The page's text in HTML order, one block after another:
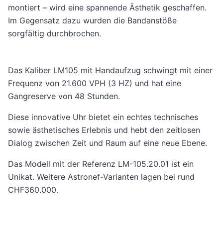
montiert – wird eine spannende Ästhetik geschaffen.
Im Gegensatz dazu wurden die Bandanstöße
sorgfältig durchbrochen.
Das Kaliber LM105 mit Handaufzug schwingt mit einer
Frequenz von 21.600 VPH (3 HZ) und hat eine
Gangreserve von 48 Stunden.
Diese innovative Uhr bietet ein echtes technisches
sowie ästhetisches Erlebnis und hebt den zeitlosen
Dialog zwischen Zeit und Raum auf eine neue Ebene.
Das Modell mit der Referenz LM-105.20.01 ist ein
Unikat. Weitere Astronef-Varianten lagen bei rund
CHF360.000.